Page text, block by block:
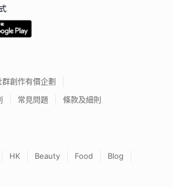
群創作有價企劃
常見問題 條款及細則
HK Beauty Food
Blog